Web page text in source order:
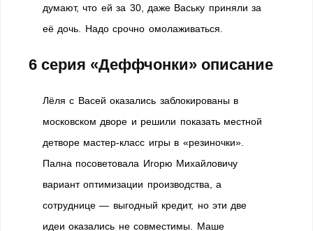
думают, что ей за 30, даже Ваську приняли за
её дочь. Надо срочно омолаживаться.
6 серия «Деффчонки» описание
Лёля с Васей оказались заблокированы в
московском дворе и решили показать местной
детворе мастер-класс игры в «резиночки».
Пална посоветовала Игорю Михайловичу
вариант оптимизации производства, а
сотруднице — выгодный кредит, но эти две
идеи оказались не совместимы. Маше